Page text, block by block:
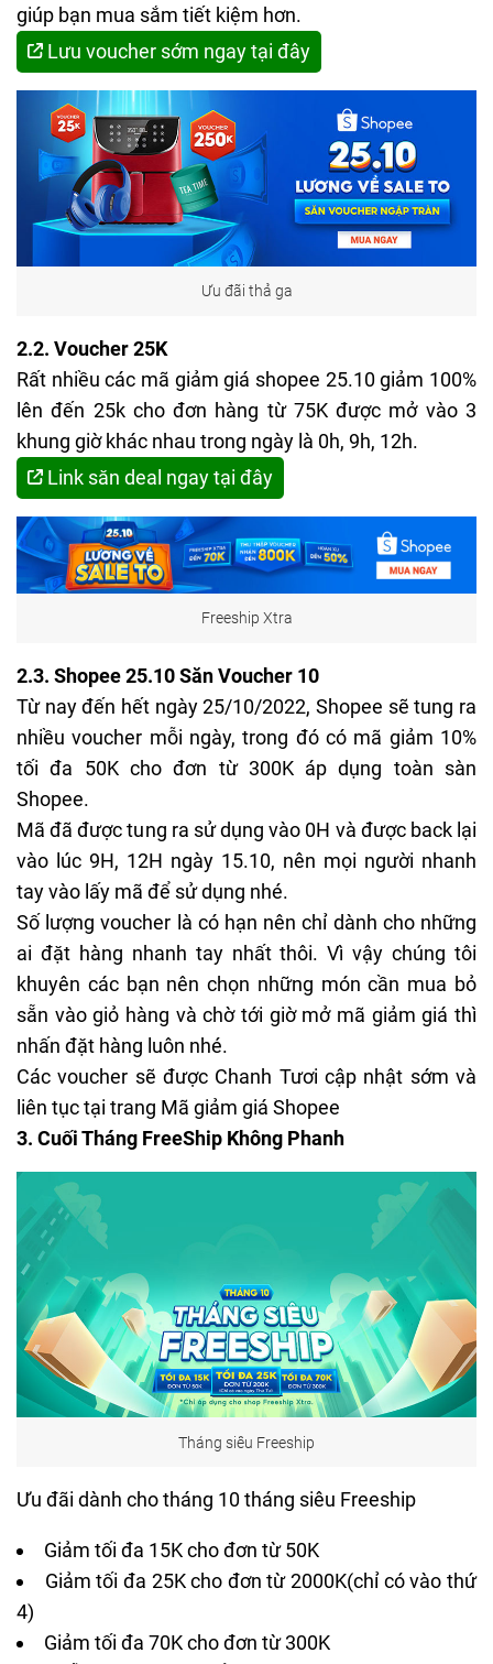
giúp bạn mua sắm tiết kiệm hơn.
Lưu voucher sớm ngay tại đây
Ưu đãi thả ga
2.2. Voucher 25K
Rất nhiều các mã giảm giá shopee 25.10giảm 100%
lên đến 25k cho đơn hàng từ 75K được mở vào 3
khung giờ khác nhau trong ngày là 0h, 9h, 12h.
Link săn deal ngay tại đây
Freeship Xtra
2.3. Shopee 25.10 Săn Voucher 10
Từ nay đến hết ngày 25/10/2022, Shopee sẽ tung ra
nhiều voucher mỗi ngày, trong đó có mã giảm 10%
tối đa 50K cho đơn từ 300K áp dụng toàn sàn
Shopee.
Mã đã được tung ra sử dụng vào 0H và được back lại
vào lúc 9H, 12H ngày 15.10, nên mọi người nhanh
tay vào lấy mã để sử dụng nhé.
Số lượng voucher là có hạn nên chỉ dành cho những
ai đặt hàng nhanh tay nhất thôi. Vì vậy chúng tôi
khuyên các bạn nên chọn những món cần mua bỏ
sẵn vào giỏ hàng và chờ tới giờ mở mã giảm giá thì
nhấn đặt hàng luôn nhé.
Các voucher sẽ được Chanh Tươi cập nhật sớm và
liên tục tại trang Mã giảm giá Shopee
3. Cuối Tháng FreeShip Không Phanh
Tháng siêu Freeship
Ưu đãi dành cho tháng 10 tháng siêu Freeship
Giảm tối đa 15K cho đơn từ 50K
Giảm tối đa 25K cho đơn từ 2000K(chỉ có vào thứ
4)
Giảm tối đa 70K cho đơn từ 300K